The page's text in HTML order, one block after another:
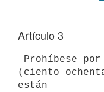
Artículo 3
(ciento
están